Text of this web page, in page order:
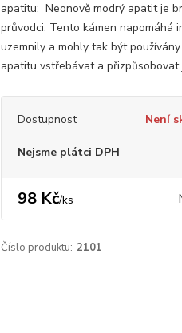
apatitu: Neonově modrý apatit je
průvodci. Tento kámen napomáhá
uzemnily a mohly tak být
apatitu vstřebávat a přizpůsobovat
Dostupnost Není
Nejsme plátci DPH
98 Kč/ks
Číslo produktu: 2101